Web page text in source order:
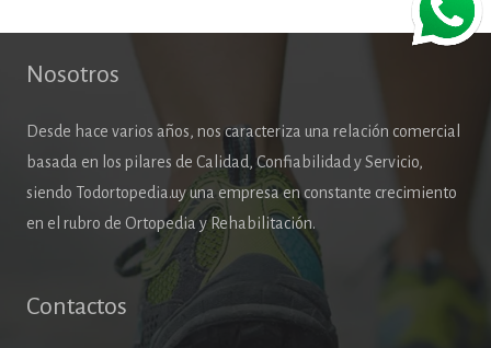
Nosotros
Desde hace varios años, nos caracteriza una relación comercial
basada en los pilares de Calidad, Confiabilidad y Servicio,
siendo Todortopedia.uy una empresa en constante crecimiento
en el rubro de Ortopedia y Rehabilitación.
Contactos